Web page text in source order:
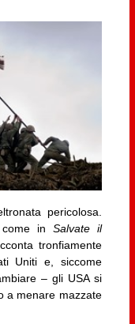
pericolosa.
in Salvate il
tronfiamente
Uniti e, siccome
– gli USA si
a menare mazzate